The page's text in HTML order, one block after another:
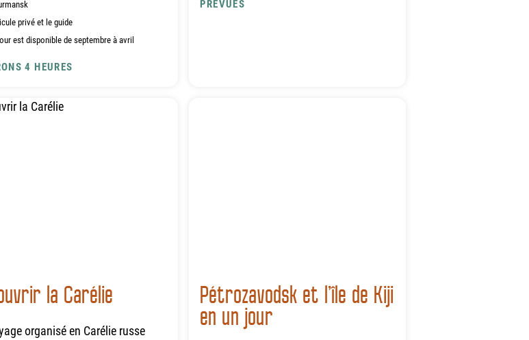
privé et le guide
est disponible de septembre à avril
4 HEURES
PRÉVUES
la Carélie
organisé en Carélie russe
Pétrozavodsk et l’île de Kiji
en un jour